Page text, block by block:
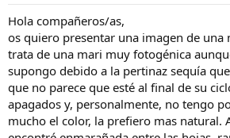
o
r
e
l
t
e
m
a
i
n
c
i
o
Hola compañeros/as,
os quiero presentar una imagen de una
trata de una mari muy fotogénica
supongo debido a la pertinaz sequía
que no parece que esté al final de su
apagados y, personalmente, no tengo
mucho el color, la prefiero mas natural.